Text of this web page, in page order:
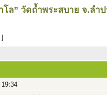
ล” วัดถ้ำพระสบาย จ.ลำป